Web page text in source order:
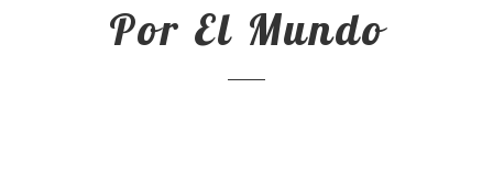
Por El Mundo